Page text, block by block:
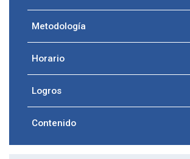
Metodología
Horario
Logros
Contenido